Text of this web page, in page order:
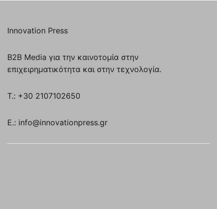
Innovation Press
B2B Media για την καινοτομία στην
επιχειρηματικότητα και στην τεχνολογία.
T.: +30 2107102650
E.: info@innovationpress.gr